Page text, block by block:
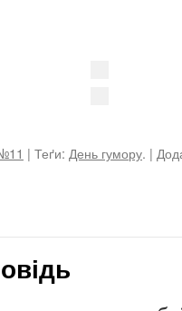
| Теґи: День гумору. |